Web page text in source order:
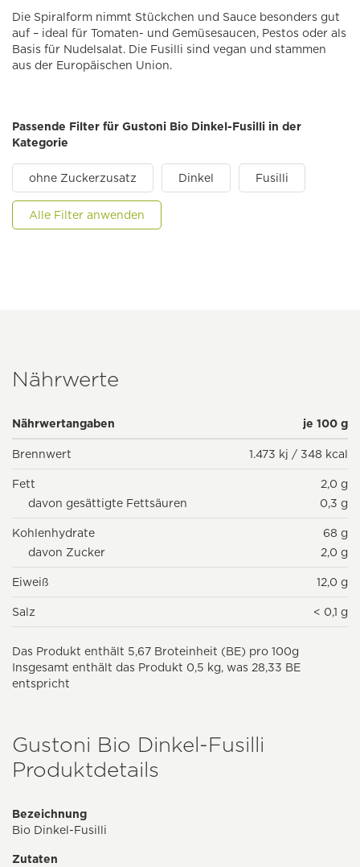
Die Spiralform nimmt Stückchen und Sauce besonders gut
auf – ideal für Tomaten- und Gemüsesaucen, Pestos oder als
Basis für Nudelsalat. Die Fusilli sind vegan und stammen
aus der Europäischen Union.
Passende Filter für Gustoni Bio Dinkel-Fusilli in der
Kategorie
ohne Zuckerzusatz Dinkel Fusilli
Alle Filter anwenden
Nährwerte
Nährwertangaben je 100 g
Brennwert 1.473 kj / 348 kcal
Fett
2,0 g
davon gesättigte Fettsäuren
0,3 g
Kohlenhydrate
68 g
davon Zucker
2,0 g
Eiweiß 12,0 g
Salz < 0,1 g
Das Produkt enthält 5,67 Broteinheit (BE) pro 100g
Insgesamt enthält das Produkt 0,5 kg, was 28,33 BE
entspricht
Gustoni Bio Dinkel-Fusilli
Produktdetails
Bezeichnung
Bio Dinkel-Fusilli
Zutaten